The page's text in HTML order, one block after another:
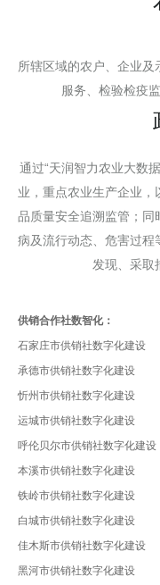
所辖区域的农户、企业
服务、检验检疫
通过“天润智力农业大数
业，重点农业生产企业
品质量安全追溯监管；
病及流行动态、危害过
发现、采取
供销合作社数智化：
石家庄市供销社数字化建设
承德市供销社数字化建设
忻州市供销社数字化建设
运城市供销社数字化建设
呼伦贝尔市供销社数字化建设
本溪市供销社数字化建设
铁岭市供销社数字化建设
白城市供销社数字化建设
佳木斯市供销社数字化建设
黑河市供销社数字化建设